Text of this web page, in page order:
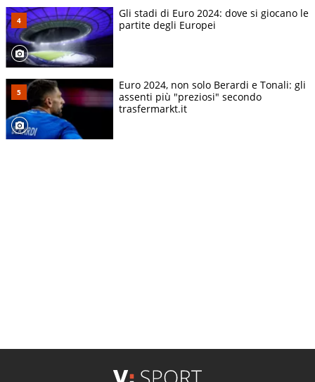
Gli stadi di Euro 2024: dove si giocano le
partite degli Europei
Euro 2024, non solo Berardi e Tonali: gli
assenti più "preziosi" secondo
trasfermarkt.it